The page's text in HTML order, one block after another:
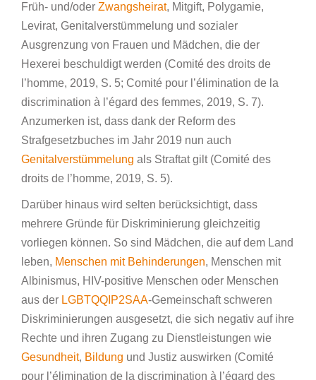
Früh- und/oder Zwangsheirat, Mitgift, Polygamie,
Levirat, Genitalverstümmelung und sozialer
Ausgrenzung von Frauen und Mädchen, die der
Hexerei beschuldigt werden (Comité des droits de
l’homme, 2019, S. 5; Comité pour l’élimination de la
discrimination à l’égard des femmes, 2019, S. 7).
Anzumerken ist, dass dank der Reform des
Strafgesetzbuches im Jahr 2019 nun auch
Genitalverstümmelung als Straftat gilt (Comité des
droits de l’homme, 2019, S. 5).
Darüber hinaus wird selten berücksichtigt, dass
mehrere Gründe für Diskriminierung gleichzeitig
vorliegen können. So sind Mädchen, die auf dem Land
leben, Menschen mit Behinderungen, Menschen mit
Albinismus, HIV-positive Menschen oder Menschen
aus der LGBTQQIP2SAA-Gemeinschaft schweren
Diskriminierungen ausgesetzt, die sich negativ auf ihre
Rechte und ihren Zugang zu Dienstleistungen wie
Gesundheit, Bildung und Justiz auswirken (Comité
pour l’élimination de la discrimination à l’égard des